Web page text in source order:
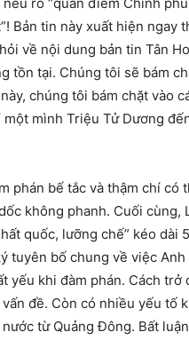
Bản tin này xuất hiện
về nội dung bản tin Tân
tồn tại. Chúng tôi sẽ bám
chúng tôi bám chặt vào
mình Triệu Tử Dương
phán bế tắc và thậm chí
không phanh. Cuối cùng,
quốc, lưỡng chế” kéo dài
tuyên bố chung về việc
yếu khi đàm phán. Cách
đề. Còn có nhiều yếu tố
từ Quảng Đông. Bất